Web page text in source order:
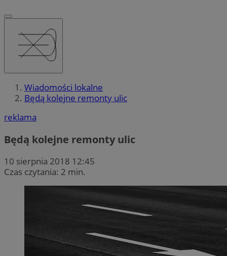
Wiadomości lokalne
Będą kolejne remonty ulic
reklama
Będą kolejne remonty ulic
10 sierpnia 2018 12:45
Czas czytania: 2 min.